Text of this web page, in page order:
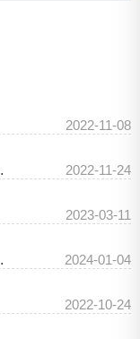
2022-11-08
力检测 2022-11-24
2023-03-11
有效期 2024-01-04
2022-10-24